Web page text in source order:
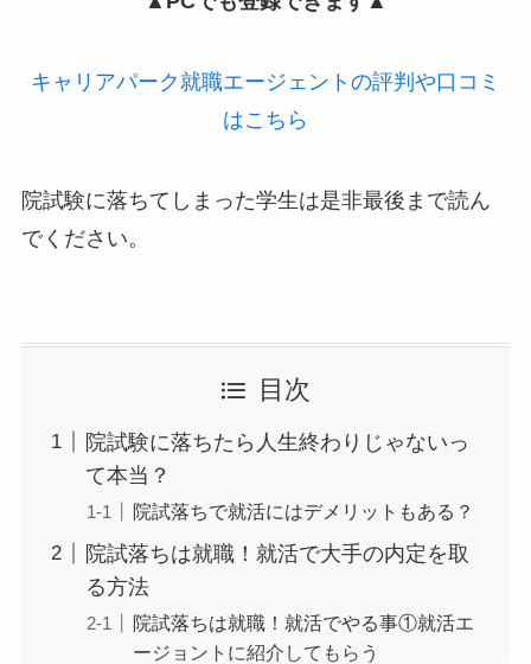
キャリアパーク就職エージェントの評判や口コミ
はこちら
院試験に落ちてしまった学生は是非最後まで読ん
でください。
目次
院試験に落ちたら人生終わりじゃないっ
て本当？
院試落ちで就活にはデメリットもある？
院試落ちは就職！就活で大手の内定を取
る方法
院試落ちは就職！就活でやる事①就活エ
ージョントに紹介してもらう